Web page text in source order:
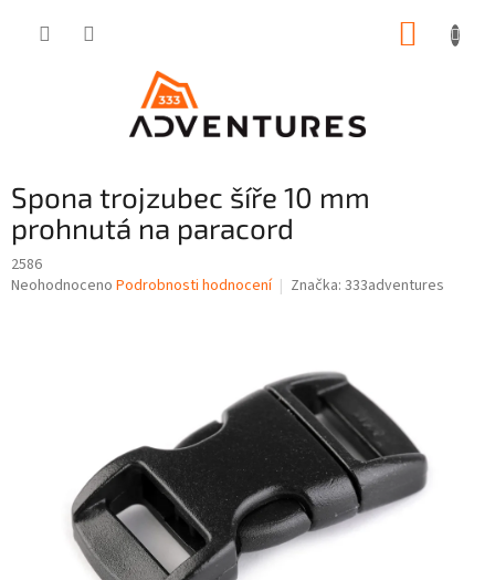
Spona trojzubec šíře 10 mm
prohnutá na paracord
2586
Průměrné
Neohodnoceno Podrobnosti hodnocení Značka: 333adventures